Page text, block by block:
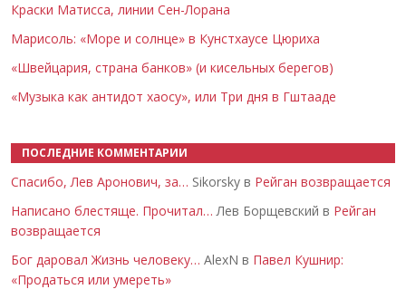
Краски Матисса, линии Сен-Лорана
Марисоль: «Море и солнце» в Кунстхаусе Цюриха
«Швейцария, страна банков» (и кисельных берегов)
«Музыка как антидот хаосу», или Три дня в Гштааде
ПОСЛЕДНИЕ КОММЕНТАРИИ
Спасибо, Лев Аронович, за… Sikorsky в Рейган возвращается
Написано блестяще. Прочитал… Лев Борщевский в Рейган
возвращается
Бог даровал Жизнь человеку… AlexN в Павел Кушнир:
«Продаться или умереть»